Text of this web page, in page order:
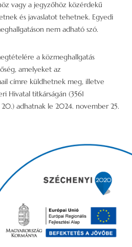
vagy a jegyzőhöz közérdekű
és javaslatot tehetnek. Egyedi
nem adható szó.
a közmeghallgatás
amelyeket az
címre küldhetnek meg, illetve
Hivatal titkárságán (3561
20.) adhatnak le 2024. november 25.
ÖNKORMÁNYZAT |